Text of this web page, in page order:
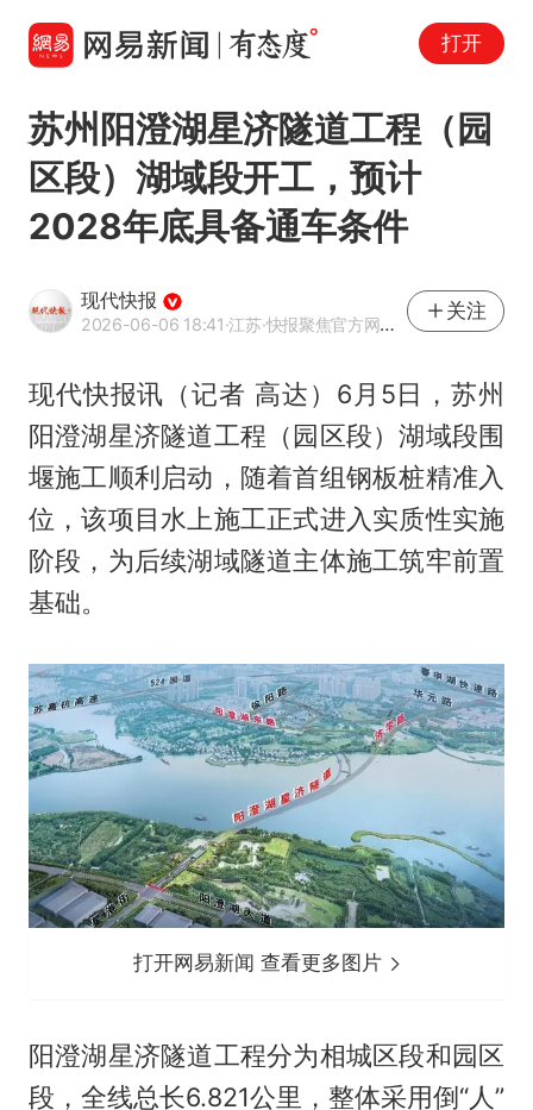
打开
苏州阳澄湖星济隧道工程（园
区段）湖域段开工，预计
2028年底具备通车条件
现代快报
2026-06-06 18:41·江苏·快报聚焦官方网易号
关注
现代快报讯（记者 高达）6月5日，苏州
阳澄湖星济隧道工程（园区段）湖域段围
堰施工顺利启动，随着首组钢板桩精准入
位，该项目水上施工正式进入实质性实施
阶段，为后续湖域隧道主体施工筑牢前置
基础。
打开网易新闻 查看更多图片
阳澄湖星济隧道工程分为相城区段和园区
段，全线总长6.821公里，整体采用倒“人”